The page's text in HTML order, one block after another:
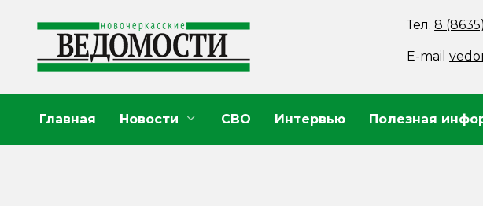
содержанию
Тел.8
E-mail
Главная Новости СВО Интервью Полезная